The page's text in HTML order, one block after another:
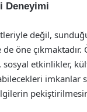
Deneyimi
değil,
öne çıkmaktadır.
sosyal etkinlikler,
imkanlar